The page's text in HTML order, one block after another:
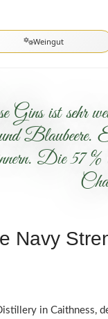
Weingut
ist sehr
Blaubeere.
Die 57
Navy
in